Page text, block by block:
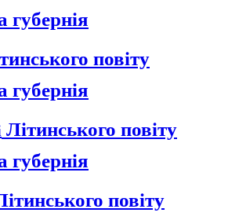
губернія
повіту
губернія
Літинського повіту
губернія
повіту